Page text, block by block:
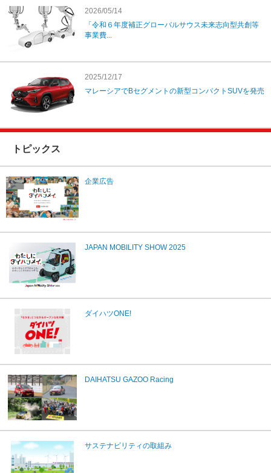
2026/05/14
「令和６年度補正グローバルサウス未来志向型共創等
事業費...
2025/12/17
マレーシアでBセグメントの新型コンパクトSUVを発売
トピックス
企業広告
JAPAN MOBILITY SHOW 2025
ダイハツONE!
DAIHATSU GAZOO Racing
サステナビリティの取組み